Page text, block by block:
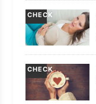
CHECK
CHECK